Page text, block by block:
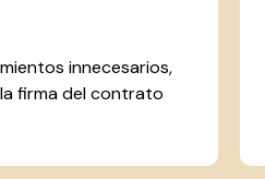
innecesarios,
firma del contrato